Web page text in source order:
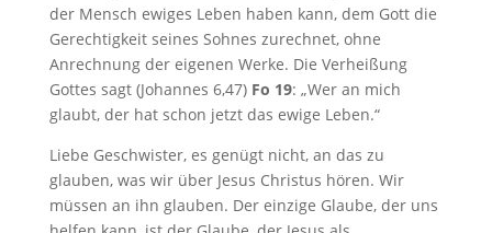
der Mensch ewiges Leben haben kann, dem Gott die
Gerechtigkeit seines Sohnes zurechnet, ohne
Anrechnung der eigenen Werke. Die Verheißung
Gottes sagt (Johannes 6,47) Fo 19: „Wer an mich
glaubt, der hat schon jetzt das ewige Leben.“
Liebe Geschwister, es genügt nicht, an das zu
glauben, was wir über Jesus Christus hören. Wir
müssen an ihn glauben. Der einzige Glaube, der uns